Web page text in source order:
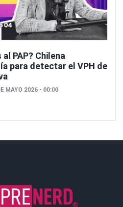
PAP? Chilena
para detectar el VPH de
MAYO 2026 - 00:00